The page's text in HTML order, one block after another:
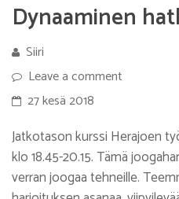
Dynaaminen
Siiri
Leave a comment
27 kesä 2018
Jatkotason kurssi Herajoen
klo 18.45-20.15. Tämä
verran joogaa tehneille.